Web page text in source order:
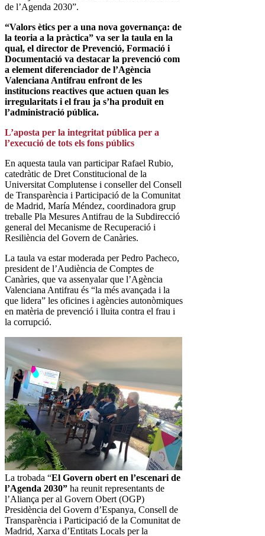
de l’Agenda 2030”.
“Valors ètics per a una nova governança: de
la teoria a la pràctica” va ser la taula en la
qual, el director de Prevenció, Formació i
Documentació va destacar la prevenció com
a element diferenciador de l’Agència
Valenciana Antifrau enfront de les
institucions reactives que actuen quan les
irregularitats i el frau ja s’ha produït en
l’administració pública.
L’aposta per la integritat pública per a
l’execució de tots els fons públics
En aquesta taula van participar Rafael Rubio,
catedràtic de Dret Constitucional de la
Universitat Complutense i conseller del Consell
de Transparència i Participació de la Comunitat
de Madrid, María Méndez, coordinadora grup
treballe Pla Mesures Antifrau de la Subdirecció
general del Mecanisme de Recuperació i
Resiliència del Govern de Canàries.
La taula va estar moderada per Pedro Pacheco,
president de l’Audiència de Comptes de
Canàries, que va assenyalar que l’Agència
Valenciana Antifrau és “la més avançada i la
que lidera” les oficines i agències autonòmiques
en matèria de prevenció i lluita contra el frau i
la corrupció.
La trobada “El Govern obert en l’escenari de
l’Agenda 2030” ha reunit representants de
l’Aliança per al Govern Obert (OGP)
Presidència del Govern d’Espanya, Consell de
Transparència i Participació de la Comunitat de
Madrid, Xarxa d’Entitats Locals per la